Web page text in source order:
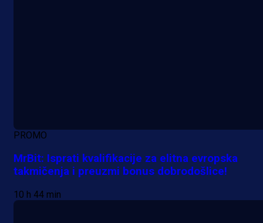
PROMO
MrBit: Isprati kvalifikacije za elitna evropska
takmičenja i preuzmi bonus dobrodošlice!
10 h 44 min